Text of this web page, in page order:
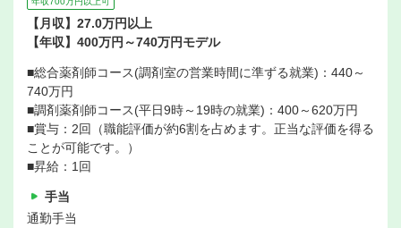
【月収】27.0万円以上
【年収】400万円～740万円モデル
■総合薬剤師コース(調剤室の営業時間に準ずる就業)：440～
740万円
■調剤薬剤師コース(平日9時～19時の就業)：400～620万円
■賞与：2回（職能評価が約6割を占めます。正当な評価を得る
ことが可能です。）
■昇給：1回
手当
通勤手当